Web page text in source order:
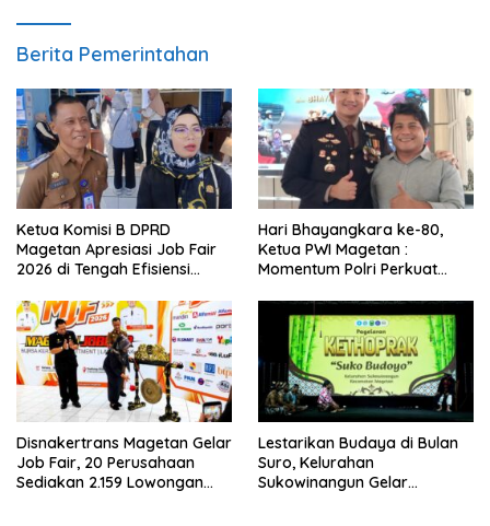
Berita Pemerintahan
Ketua Komisi B DPRD
Magetan Apresiasi Job Fair
2026 di Tengah Efisiensi
Hari Bhayangkara ke-80,
Ketua PWI Magetan :
Momentum Polri Perkuat
Disnakertrans Magetan Gelar
Job Fair, 20 Perusahaan
Sediakan 2.159 Lowongan
Lestarikan Budaya di Bulan
Suro, Kelurahan
Sukowinangun Gelar